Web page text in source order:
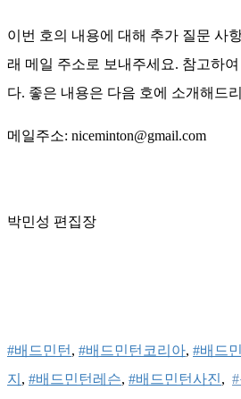
이번 호의 내용에 대해 추가 질문 사
래 메일 주소로 보내주세요. 참고하
다. 좋은 내용은 다음 호에 소개해드
메일주소: niceminton@gmail.com
박민성 편집장
#배드민턴, #배드민턴코리아, #배드
지 , #배드민턴레슨, #배드민턴사진, #